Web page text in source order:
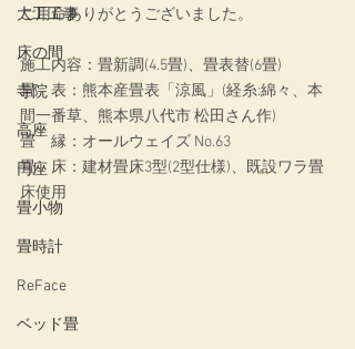
大工工事
床の間
寺院
高座
円座
畳小物
畳時計
ReFace
ベッド畳
ご用命ありがとうございました。
施工内容：畳新調(4.5畳)、畳表替(6畳)
畳　表：熊本産畳表「涼風」(経糸:綿々、本
間一番草、熊本県八代市 松田さん作)
畳　縁：オールウェイズ No.63
畳　床：建材畳床3型(2型仕様)、既設ワラ畳
床使用